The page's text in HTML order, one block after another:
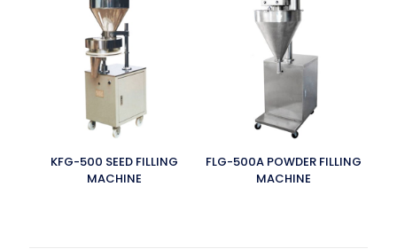
KFG-500 SEED FILLING
MACHINE
FLG-500A POWDER FILLING
MACHINE